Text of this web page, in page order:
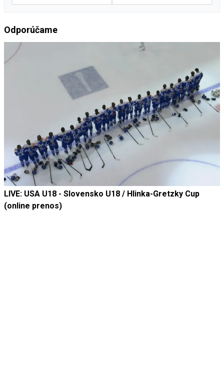
Odporúčame
LIVE: USA U18 - Slovensko U18 / Hlinka-Gretzky Cup
(online prenos)